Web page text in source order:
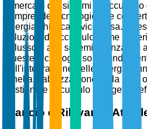
Il mercato dei sistemi di
comprende tecnologie che
energia chimica e viceversa.
soluzioni di accumulo come
a flusso e altri sistemi avanzati di
Queste tecnologie sono
nell'integrazione delle energie
e nella stabilizzazione della rete,
gestione e accumulo energetico
Slancio e Rilevanza